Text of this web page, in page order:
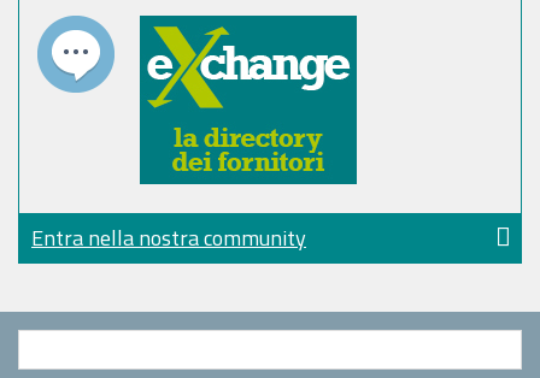
Entra nella nostra community